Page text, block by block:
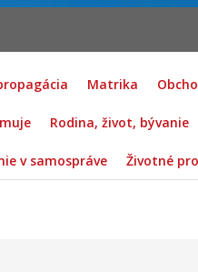
Matrika
Rodina, život, bývanie
v samospráve Životné